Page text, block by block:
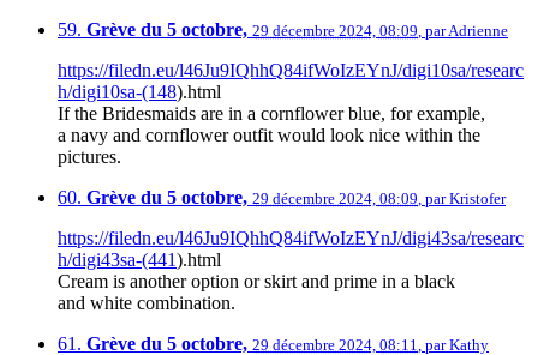
59. Grève du 5 octobre, 29 décembre 2024, 08:09 parAdrienne
https://filedn.eu/l46Ju9IQhhQ84ifWoIzEYnJ/digi10sa/researc
h/digi10sa-(148).html
If the Bridesmaids are in a cornflower blue, for example,
a navy and cornflower outfit would look nice within the
pictures.
60. Grève du 5 octobre, 29 décembre 2024, 08:09 parKristofer
https://filedn.eu/l46Ju9IQhhQ84ifWoIzEYnJ/digi43sa/researc
h/digi43sa-(441).html
Cream is another option or skirt and prime in a black
and white combination.
61. Grève du 5 octobre, 29 décembre 2024, 08:11 parKathy